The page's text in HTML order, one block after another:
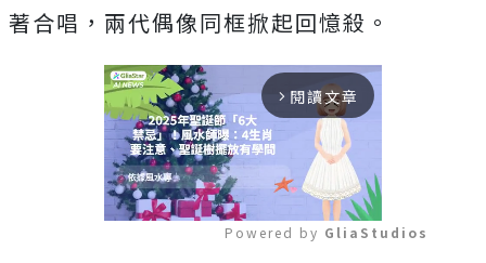
著合唱，兩代偶像同框掀起回憶殺。
arrow_forward_ios 閱讀文章
Powered by GliaStudios